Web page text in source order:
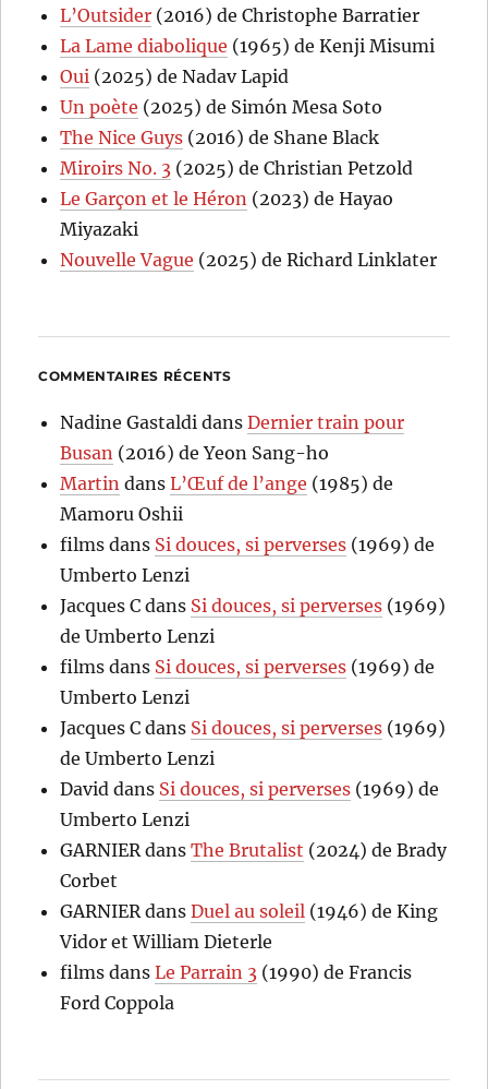
L’Outsider (2016) de Christophe Barratier
La Lame diabolique (1965) de Kenji Misumi
Oui (2025) de Nadav Lapid
Un poète (2025) de Simón Mesa Soto
The Nice Guys (2016) de Shane Black
Miroirs No. 3 (2025) de Christian Petzold
Le Garçon et le Héron (2023) de Hayao
Miyazaki
Nouvelle Vague (2025) de Richard Linklater
COMMENTAIRES RÉCENTS
Nadine Gastaldi dansDernier train pour
Busan (2016) de Yeon Sang-ho
Martin dansL’Œuf de l’ange (1985) de
Mamoru Oshii
films dans Si douces, si perverses (1969) de
Umberto Lenzi
Jacques C dans Si douces, si perverses (1969)
de Umberto Lenzi
films dans Si douces, si perverses (1969) de
Umberto Lenzi
Jacques C dans Si douces, si perverses (1969)
de Umberto Lenzi
David dans Si douces, si perverses (1969) de
Umberto Lenzi
GARNIER dansThe Brutalist (2024) de Brady
Corbet
GARNIER dansDuel au soleil (1946) de King
Vidor et William Dieterle
films dansLe Parrain 3 (1990) de Francis
Ford Coppola